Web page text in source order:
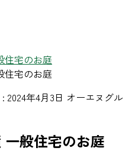
住宅のお庭
住宅のお庭
2024年4月3日 オーエヌグル
一般住宅のお庭